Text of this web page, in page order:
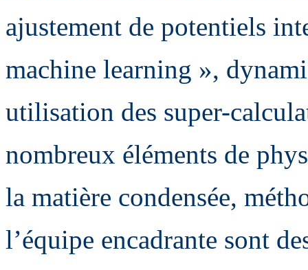
ajustement de potentiels
machine learning »,
utilisation des super-
nombreux éléments de
la matière condensée,
l’équipe encadrante sont